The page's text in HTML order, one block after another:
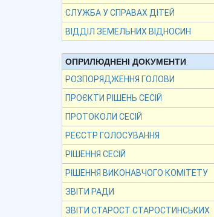
СЛУЖБА У СПРАВАХ ДІТЕЙ
ВІДДІЛ ЗЕМЕЛЬНИХ ВІДНОСИН
ОПРИЛЮДНЕНІ ДОКУМЕНТИ
РОЗПОРЯДЖЕННЯ ГОЛОВИ
ПРОЄКТИ РІШЕНЬ СЕСІЙ
ПРОТОКОЛИ СЕСІЙ
РЕЄСТР ГОЛОСУВАННЯ
РІШЕННЯ СЕСІЙ
РІШЕННЯ ВИКОНАВЧОГО КОМІТЕТУ
ЗВІТИ РАДИ
ЗВІТИ СТАРОСТ СТАРОСТИНСЬКИХ